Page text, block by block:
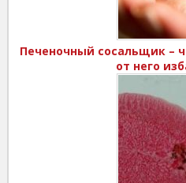
Печеночный сосальщик –
от него